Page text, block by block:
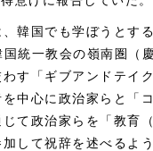
韓国でも学ぼうとす
統一教会の嶺南圏（
す「ギブアンドテイ
中心に政治家らと「
て政治家らを「教育
して祝辞を述べるよ